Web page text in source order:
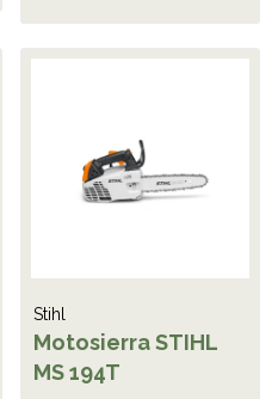
Stihl
Motosierra STIHL
MS 194T